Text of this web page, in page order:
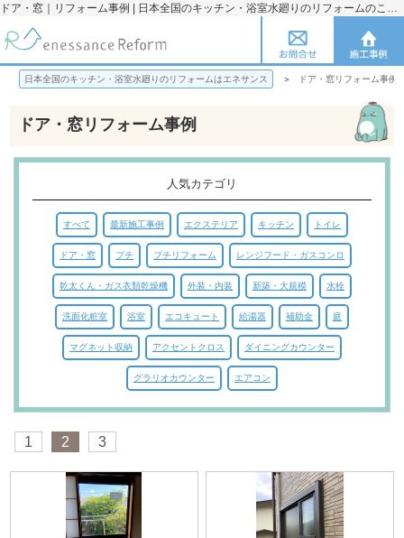
ドア・窓｜リフォーム事例 | 日本全国のキッチン・浴室水廻りのリフォームのことならエネサンス
日本全国のキッチン・浴室水廻りのリフォームはエネサンス ドア・窓リフォーム事例
ドア・窓リフォーム事例
人気カテゴリ
すべて 最新施工事例 エクステリア キッチン トイレ
ドア・窓 プチ プチリフォーム レンジフード・ガスコンロ
乾太くん・ガス衣類乾燥機 外装・内装 新築・大規模 水栓
洗面化粧室 浴室 エコキュート 給湯器 補助金 庭
マグネット収納 アクセントクロス ダイニングカウンター
グラリオカウンター エアコン
1 2 3